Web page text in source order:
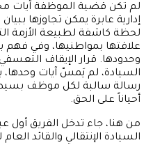
لم تكن قضية الموظفة آيات
إدارية عابرة يمكن تجاوزها
لحظة كاشفة لطبيعة الأزمة
علاقتها بمواطنيها، وفي
وحدودها. قرار الإيقاف
السيادة، لم يَمسّ آيات
رسالة سالبة لكل موظف
أحياناً على الحق.
من هنا، جاء تدخل الفريق أول
السيادة الإنتقالي والقائد